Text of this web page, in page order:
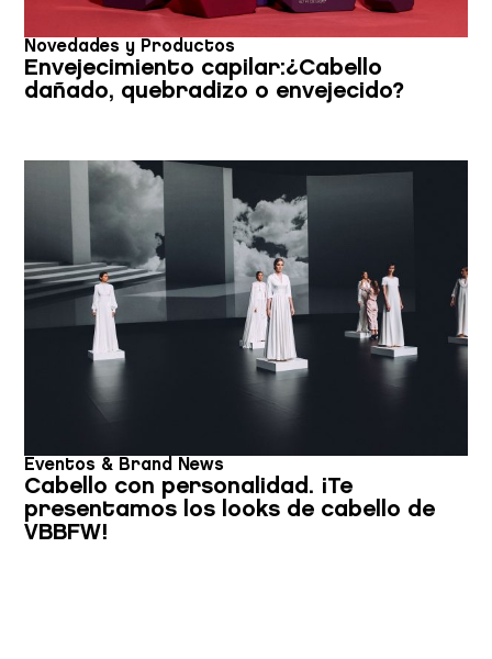
Novedades y Productos
Envejecimiento capilar:¿Cabello
dañado, quebradizo o envejecido?
Eventos & Brand News
Cabello con personalidad. ¡Te
presentamos los looks de cabello de
VBBFW!